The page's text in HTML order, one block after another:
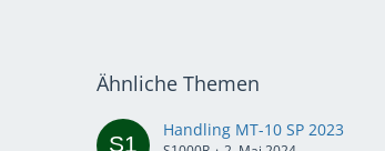
Ähnliche Themen
Handling MT-10 SP 2023